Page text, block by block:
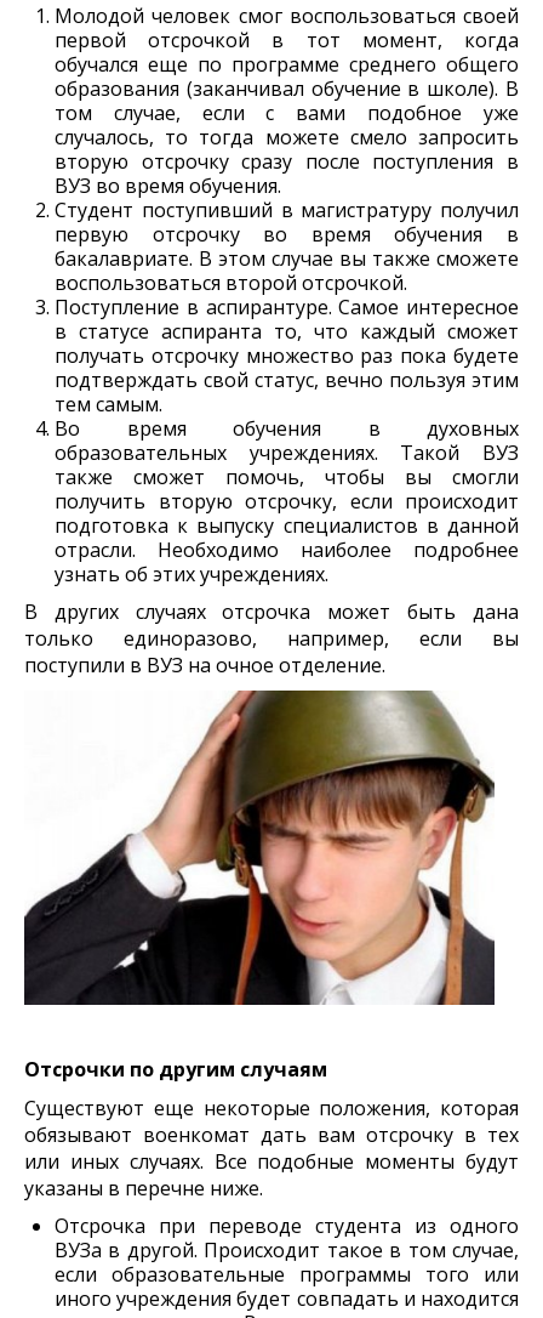
Молодой человек смог воспользоваться своей
первой отсрочкой в тот момент, когда
обучался еще по программе среднего общего
образования (заканчивал обучение в школе). В
том случае, если с вами подобное уже
случалось, то тогда можете смело запросить
вторую отсрочку сразу после поступления в
ВУЗ во время обучения.
Студент поступивший в магистратуру получил
первую отсрочку во время обучения в
бакалавриате. В этом случае вы также сможете
воспользоваться второй отсрочкой.
Поступление в аспирантуре. Самое интересное
в статусе аспиранта то, что каждый сможет
получать отсрочку множество раз пока будете
подтверждать свой статус, вечно пользуя этим
тем самым.
Во время обучения в духовных
образовательных учреждениях. Такой ВУЗ
также сможет помочь, чтобы вы смогли
получить вторую отсрочку, если происходит
подготовка к выпуску специалистов в данной
отрасли. Необходимо наиболее подробнее
узнать об этих учреждениях.
В других случаях отсрочка может быть дана
только единоразово, например, если вы
поступили в ВУЗ на очное отделение.
Отсрочки по другим случаям
Существуют еще некоторые положения, которая
обязывают военкомат дать вам отсрочку в тех
или иных случаях. Все подобные моменты будут
указаны в перечне ниже.
Отсрочка при переводе студента из одного
ВУЗа в другой. Происходит такое в том случае,
если образовательные программы того или
иного учреждения будет совпадать и находится